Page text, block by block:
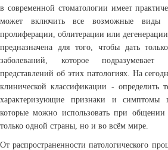
в современной стоматологии имеет
может включить все возможные виды
пролиферации, облитерации или
предназначена для того, чтобы дать
заболеваний, которое подразумевает
представлений об этих патологиях. На
клинической классификации - определить
характеризующие признаки и симптомы
которые можно использовать при общении
только одной страны, но и во всём мире.
От распространенности патологического